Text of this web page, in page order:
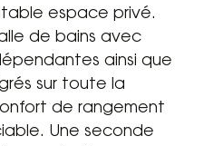
espace privé.
de bains avec
ainsi que
sur toute la
de rangement
Une seconde